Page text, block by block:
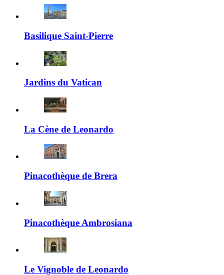
Basilique Saint-Pierre
Jardins du Vatican
La Cène de Leonardo
Pinacothèque de Brera
Pinacothèque Ambrosiana
Le Vignoble de Leonardo